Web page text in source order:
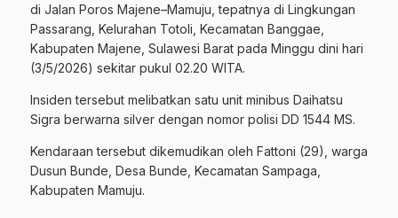
di Jalan Poros Majene–Mamuju, tepatnya di Lingkungan
Passarang, Kelurahan Totoli, Kecamatan Banggae,
Kabupaten Majene, Sulawesi Barat pada Minggu dini hari
(3/5/2026) sekitar pukul 02.20 WITA.
Insiden tersebut melibatkan satu unit minibus Daihatsu
Sigra berwarna silver dengan nomor polisi DD 1544 MS.
Kendaraan tersebut dikemudikan oleh Fattoni (29), warga
Dusun Bunde, Desa Bunde, Kecamatan Sampaga,
Kabupaten Mamuju.